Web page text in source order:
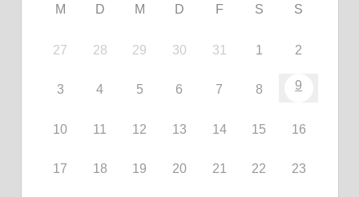
M D M D F S S
27 28 29 30 31 1 2
3 4 5 6 7 8 9
10 11 12 13 14 15 16
17 18 19 20 21 22 23